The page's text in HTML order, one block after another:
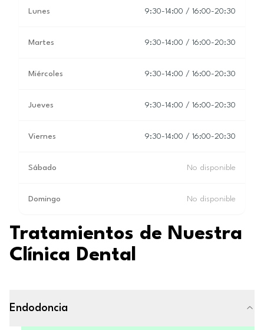
Lunes 9:30-14:00 / 16:00-20:30
Martes 9:30-14:00 / 16:00-20:30
Miércoles 9:30-14:00 / 16:00-20:30
Jueves 9:30-14:00 / 16:00-20:30
Viernes 9:30-14:00 / 16:00-20:30
Sábado No disponible
Domingo No disponible
Tratamientos de Nuestra
Clínica Dental
Endodoncia